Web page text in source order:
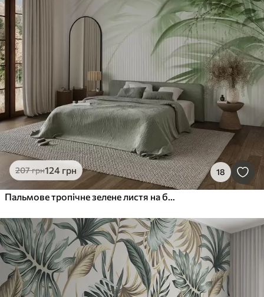
207грн124 грн 18
Пальмове тропічне зелене листя на білому смугастому тлі, м'яке освітлення, ніжні мазки, органічні форми